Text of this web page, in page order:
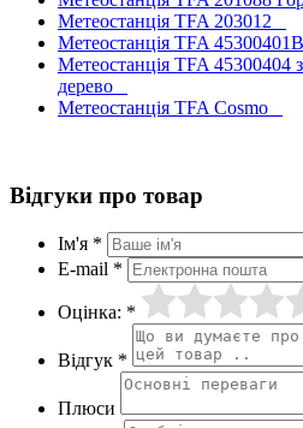
Метеостанція TFA 203012
Метеостанція TFA
Метеостанція TFA 45300404
дерево
Метеостанція TFA Cosmo
Відгуки про товар
Ім'я *
E-mail *
Оцінка: *
Відгук *
Плюси